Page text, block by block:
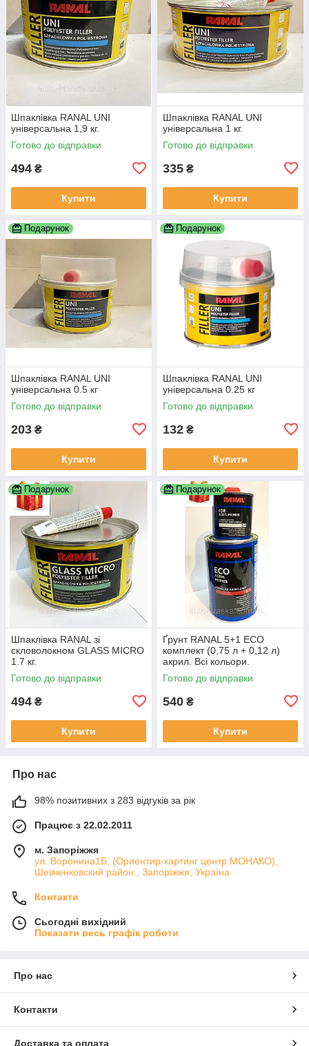
Шпаклівка RANAL UNI
універсальна 1,9 кг.
Готово до відправки
494 ₴
Купити
Шпаклівка RANAL UNI
універсальна 1 кг.
Готово до відправки
335 ₴
Купити
Подарунок
Шпаклівка RANAL UNI
універсальна 0.5 кг
Готово до відправки
203 ₴
Купити
Подарунок
Шпаклівка RANAL UNI
універсальна 0.25 кг
Готово до відправки
132 ₴
Купити
Подарунок
Шпаклівка RANAL зі
скловолокном GLASS MICRO
1.7 кг.
Готово до відправки
494 ₴
Купити
Подарунок
Ґрунт RANAL 5+1 ECO
комплект (0,75 л + 0,12 л)
акрил. Всі кольори.
Готово до відправки
540 ₴
Купити
Про нас
98% позитивних з 283 відгуків за рік
Працює з 22.02.2011
м. Запоріжжя
ул. Воронина1Б, (Ориентир-картинг центр МОНАКО),
Шевченковский район., Запоріжжя, Україна
Контакти
Сьогодні вихідний
Показати весь графік роботи
Про нас
Контакти
Доставка та оплата